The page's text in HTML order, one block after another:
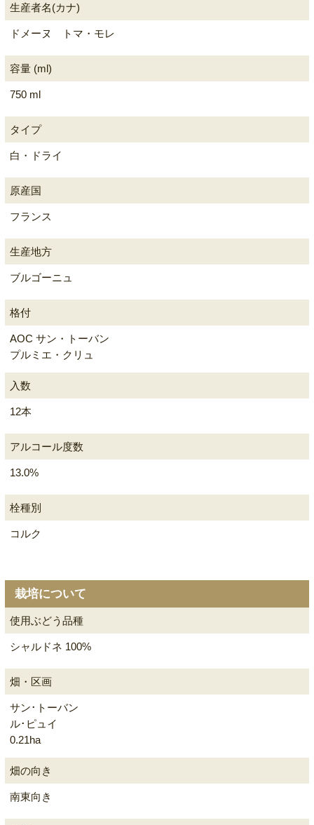
生産者名(カナ)
ドメーヌ トマ・モレ
容量 (ml)
750 ml
タイプ
白・ドライ
原産国
フランス
生産地方
ブルゴーニュ
格付
AOC サン・トーバン
プルミエ・クリュ
入数
12本
アルコール度数
13.0%
栓種別
コルク
栽培について
使用ぶどう品種
シャルドネ 100%
畑・区画
サン･トーバン
ル･ピュイ
0.21ha
畑の向き
南東向き